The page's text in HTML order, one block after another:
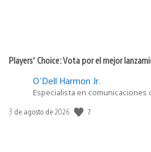
Players’ Choice: Vota por el mejor
O'Dell Harmon Jr.
Especialista en comunicaciones
Fecha
3 de agosto de 2026 7